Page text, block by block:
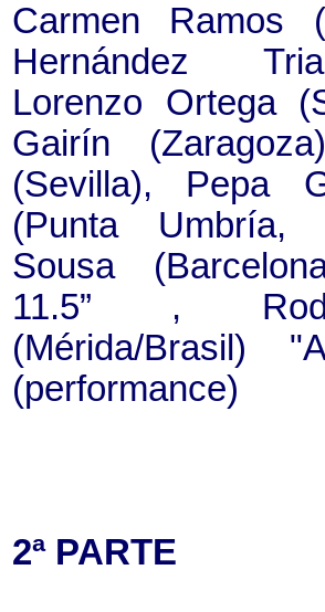
Carmen Ramos
Hernández
Lorenzo Ortega
Gairín
(Sevilla), Pepa
(Punta Umbría,
Sousa
11.5” ,
(Mérida/Brasil)
(performance)
2ª PARTE